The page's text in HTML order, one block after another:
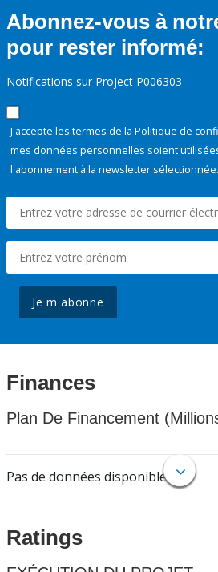
Abonnez-vous à
pour rester informé:
Notifications sur Project P006303
J'accepte les termes de la Politique de
mes données personnelles soient
l'abonnement à la newsletter sélectionnée.
Je m'abonne
Finances
Plan De Financement
Pas de données disponibles.
Ratings